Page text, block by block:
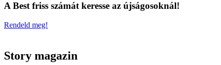
A Best friss számát keresse az újságosoknál!
Rendeld meg!
Story magazin